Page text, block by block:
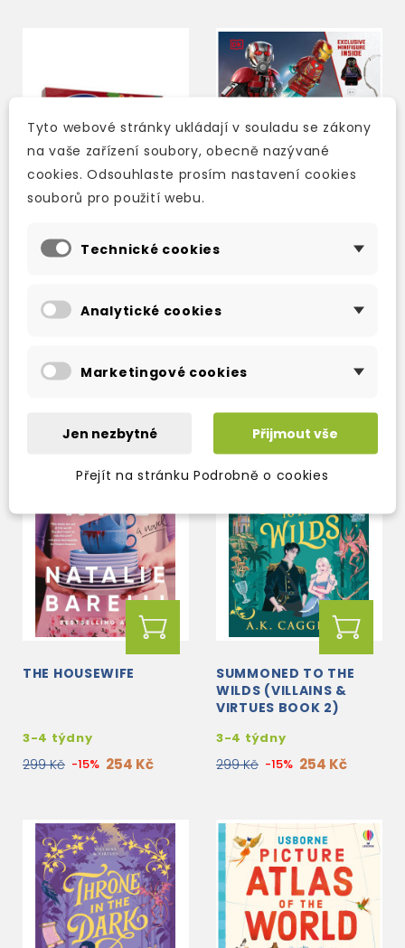
1 850 Kč
INCLUDES EXCLUSIVE
449 Kč
THE HOUSEWIFE
3-4 týdny
299 Kč -15% 254 Kč
SUMMONED TO THE
WILDS (VILLAINS &
VIRTUES BOOK 2)
3-4 týdny
299 Kč -15% 254 Kč
Tyto webové stránky ukládají v souladu se zákony
na vaše zařízení soubory, obecně nazývané
cookies. Odsouhlaste prosím nastavení cookies
souborů pro použití webu.
Technické cookies
Analytické cookies
Marketingové cookies
Jen nezbytné Přijmout vše
Přejít na stránku Podrobně o cookies